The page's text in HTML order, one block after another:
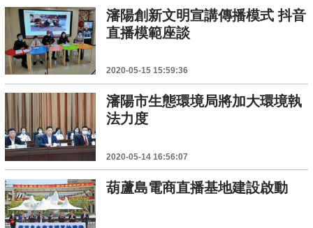
瀋陽創新文明宣講傳播模式 抖音
直播模範座談
2020-05-15 15:59:36
瀋陽市生態環境局將加大環境執
法力度
2020-05-14 16:56:07
葫蘆島電商直播基地建設啟動